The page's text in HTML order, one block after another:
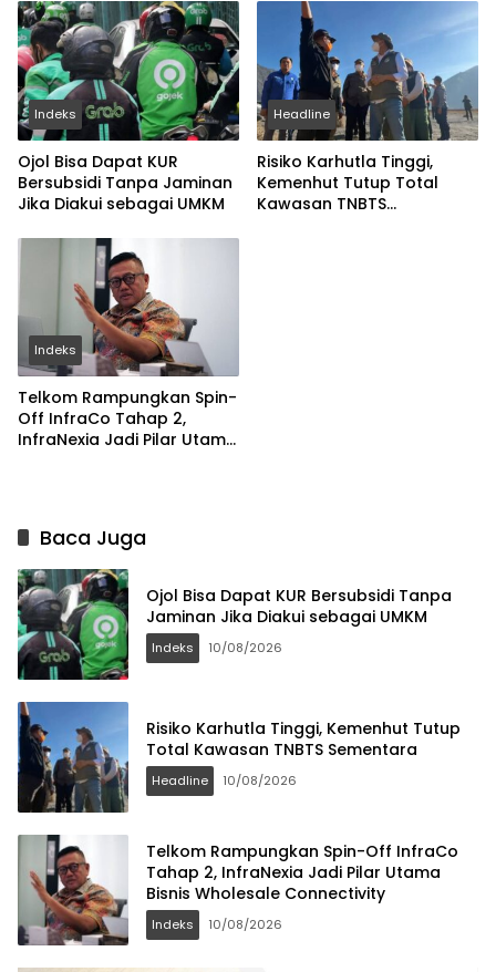
Indeks
Ojol Bisa Dapat KUR
Bersubsidi Tanpa Jaminan
Jika Diakui sebagai UMKM
Headline
Risiko Karhutla Tinggi,
Kemenhut Tutup Total
Kawasan TNBTS
Indeks
Telkom Rampungkan Spin-
Off InfraCo Tahap 2,
InfraNexia Jadi Pilar Utama
Baca Juga
Ojol Bisa Dapat KUR Bersubsidi Tanpa
Jaminan Jika Diakui sebagai UMKM
Indeks 10/08/2026
Risiko Karhutla Tinggi, Kemenhut Tutup
Total Kawasan TNBTS Sementara
Headline 10/08/2026
Telkom Rampungkan Spin-Off InfraCo
Tahap 2, InfraNexia Jadi Pilar Utama
Bisnis Wholesale Connectivity
Indeks 10/08/2026